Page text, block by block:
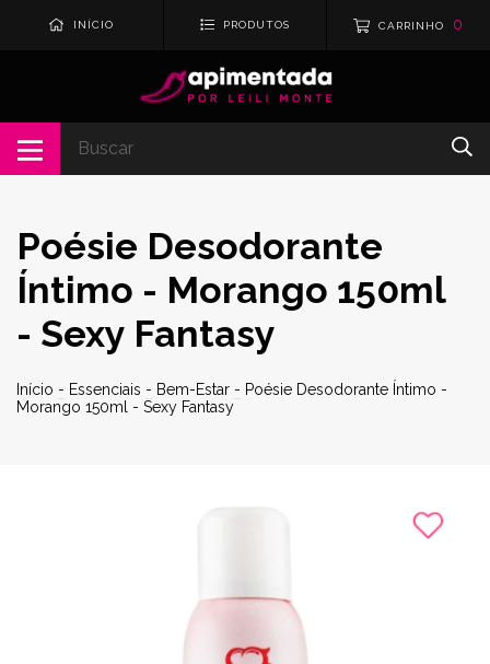
INÍCIO PRODUTOS CARRINHO 0
Poésie Desodorante
Íntimo - Morango 150ml
- Sexy Fantasy
Início - Essenciais - Bem-Estar - Poésie Desodorante Íntimo -
Morango 150ml - Sexy Fantasy